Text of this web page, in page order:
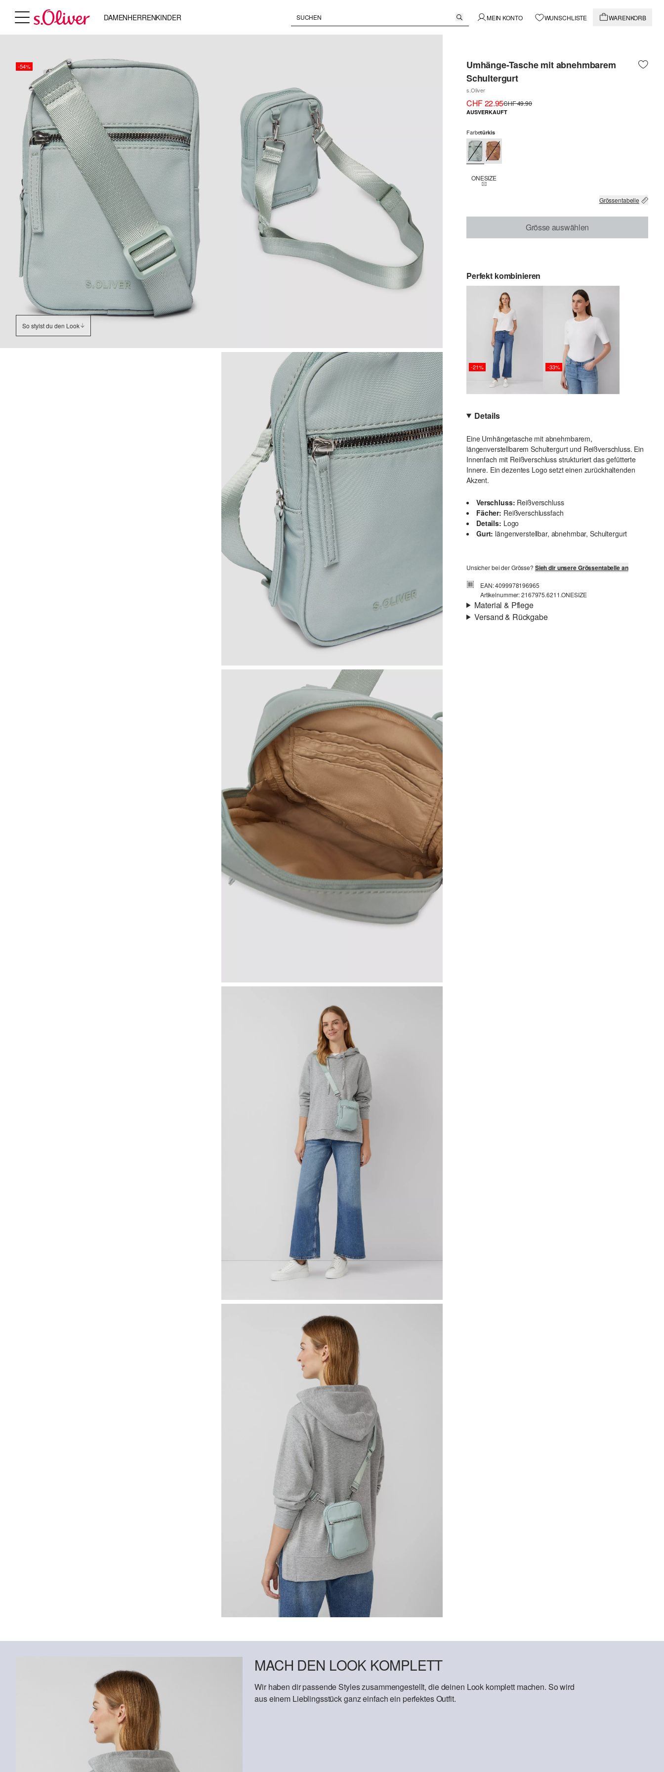
DAMENHERRENKINDER MEIN KONTO WUNSCHLISTE WARENKORB
-54%
So stylst du den Look
Umhänge-Tasche mit abnehmbarem
Schultergurt
s.Oliver
CHF 22.95CHF 49.90
AUSVERKAUFT
Farbetürkis
ONESIZETHIS SIZE IS CURRENTLY OUT OF STOCK
Grössentabelle
Grösse auswählen
Perfekt kombinieren
-21% -33%
Details
Eine Umhängetasche mit abnehmbarem,
längenverstellbarem Schultergurt und Reißverschluss. Ein
Innenfach mit Reißverschluss strukturiert das gefütterte
Innere. Ein dezentes Logo setzt einen zurückhaltenden
Akzent.
Verschluss: Reißverschluss
Fächer: Reißverschlussfach
Details: Logo
Gurt: längenverstellbar, abnehmbar, Schultergurt
Unsicher bei der Grösse? Sieh dir unsere Grössentabelle an
EAN: 4099978196965
Artikelnummer: 2167975.6211.ONESIZE
Material & Pflege
Versand & Rückgabe
MACH DEN LOOK KOMPLETT
Wir haben dir passende Styles zusammengestellt, die deinen Look komplett machen. So wird
aus einem Lieblingsstück ganz einfach ein perfektes Outfit.